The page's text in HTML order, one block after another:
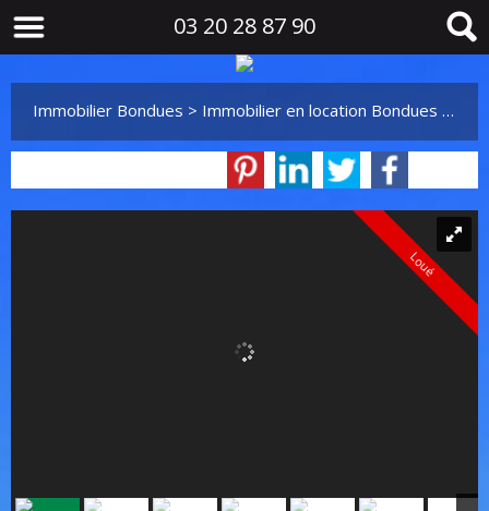
03 20 28 87 90
Immobilier Bondues > Immobilier en location Bondues >
Loué